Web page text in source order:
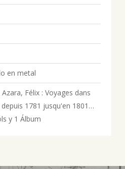
en metal
Azara, Félix : Voyages dans
1781 jusqu'en 1801…
y 1 Álbum